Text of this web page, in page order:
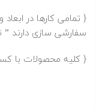
{ تمامی کارها در
سفارشی سازی دارند ”
{ کلیه محصولات با کسر 20% قابل استرداد می